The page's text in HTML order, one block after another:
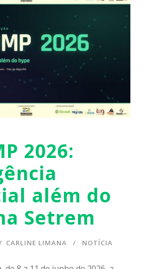
2026:
além do
Setrem
CARLINE LIMANA NOTÍCIA